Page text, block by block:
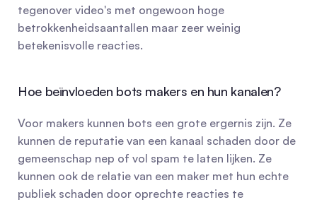
tegenover video's met ongewoon hoge
betrokkenheidsaantallen maar zeer weinig
betekenisvolle reacties.
Hoe beïnvloeden bots makers en hun kanalen?
Voor makers kunnen bots een grote ergernis zijn. Ze
kunnen de reputatie van een kanaal schaden door de
gemeenschap nep of vol spam te laten lijken. Ze
kunnen ook de relatie van een maker met hun echte
publiek schaden door oprechte reacties te